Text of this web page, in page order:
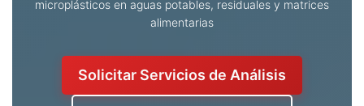
microplásticos en aguas potables, residuales y matrices
alimentarias
Solicitar Servicios de Análisis